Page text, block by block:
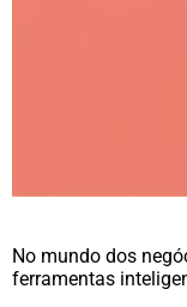
No mundo dos
ferramentas